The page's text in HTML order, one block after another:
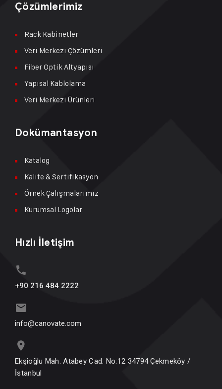
Çözümlerimiz
Rack Kabinetler
Veri Merkezi Çözümleri
Fiber Optik Altyapısı
Yapısal Kablolama
Veri Merkezi Ürünleri
Dokümantasyon
Katalog
Kalite & Sertifikasyon
Örnek Çalışmalarımız
Kurumsal Logolar
Hızlı İletişim
+90 216 484 2222
info@canovate.com
Ekşioğlu Mah. Atabey Cad. No:12 34794 Çekmeköy /
İstanbul